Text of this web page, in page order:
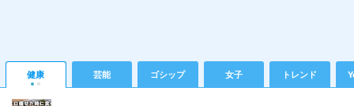
健康 芸能 ゴシップ 女子 トレンド